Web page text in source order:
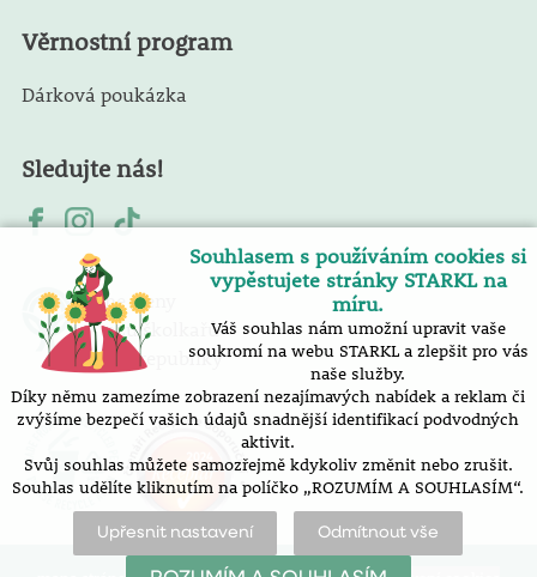
Věrnostní program
Dárková poukázka
Sledujte nás!
Jsme členy
Svazu školkařů
České republiky
Souhlasem s používáním cookies si
vypěstujete stránky STARKL na
míru.
Váš souhlas nám umožní upravit vaše
soukromí na webu STARKL a zlepšit pro vás
naše služby.
Díky němu zamezíme zobrazení nezajímavých nabídek a reklam či
zvýšíme bezpečí vašich údajů snadnější identifikací podvodných
aktivit.
Svůj souhlas můžete samozřejmě kdykoliv změnit nebo zrušit.
Souhlas udělíte kliknutím na políčko „ROZUMÍM A SOUHLASÍM“.
Upřesnit nastavení Odmítnout vše